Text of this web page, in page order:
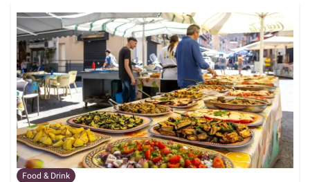
Food & Drink